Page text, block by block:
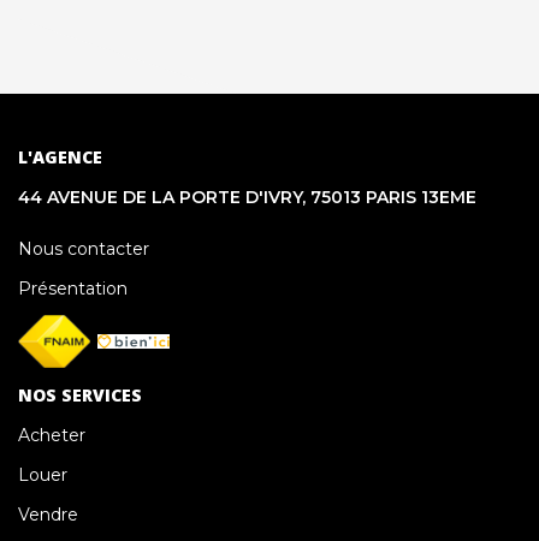
L'AGENCE
44 AVENUE DE LA PORTE D'IVRY, 75013 PARIS 13EME
Nous contacter
Présentation
NOS SERVICES
Acheter
Louer
Vendre